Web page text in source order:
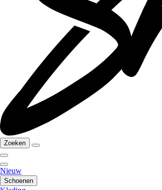
Zoeken
Nieuw
Schoenen